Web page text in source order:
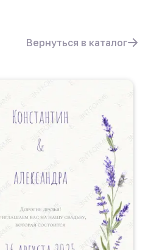
Вернуться в каталог